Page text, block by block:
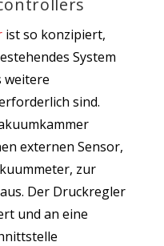
ist so konzipiert,
System
weitere
sind.
externen Sensor,
zur
Der Druckregler
und an eine